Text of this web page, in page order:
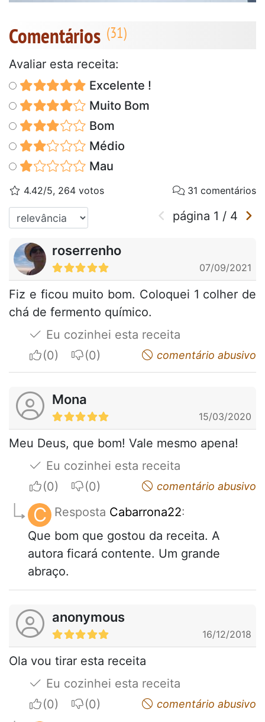
Comentários
Avaliar esta receita:
Excelente !
Muito Bom
Bom
Médio
Mau
4.42/5, 264 votos 31 comentários
página 1 / 4
roserrenho
07/09/2021
Fiz e ficou muito bom. Coloquei 1 colher de
chá de fermento químico.
Eu cozinhei esta receita
I apreciateI do not appreciatecomentário abusivo
Mona
15/03/2020
Meu Deus, que bom! Vale mesmo apena!
Eu cozinhei esta receita
I apreciateI do not appreciatecomentário abusivo
C Resposta Cabarrona22:
Que bom que gostou da receita. A
autora ficará contente. Um grande
abraço.
anonymous
16/12/2018
Ola vou tirar esta receita
Eu cozinhei esta receita
I apreciateI do not appreciatecomentário abusivo